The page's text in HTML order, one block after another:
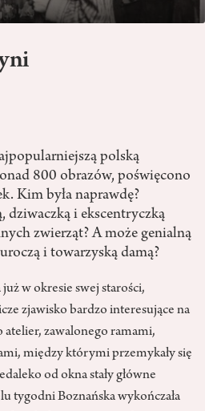
polską
800 obrazów, poświęcono
Kim była naprawdę?
dziwaczką i ekscentryczką
zwierząt? A może genialną
i towarzyską damą?
już w okresie swej starości,
zjawisko bardzo interesujące na
zawalonego ramami,
między którymi przemykały się
od okna stały główne
tygodni Boznańska wykończała